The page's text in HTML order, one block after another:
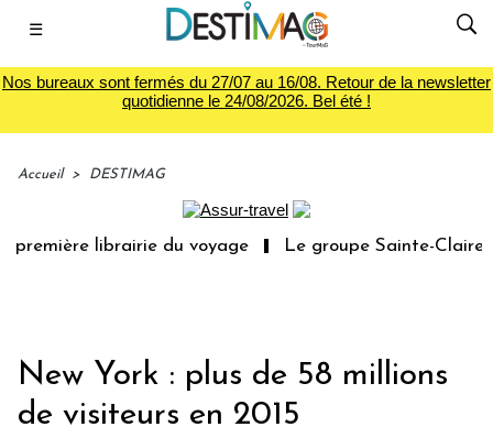
☰
Nos bureaux sont fermés du 27/07 au 16/08. Retour de la newsletter
quotidienne le 24/08/2026. Bel été !
Accueil > DESTIMAG
librairie du voyage Le groupe Sainte-Claire
New York : plus de 58 millions
de visiteurs en 2015